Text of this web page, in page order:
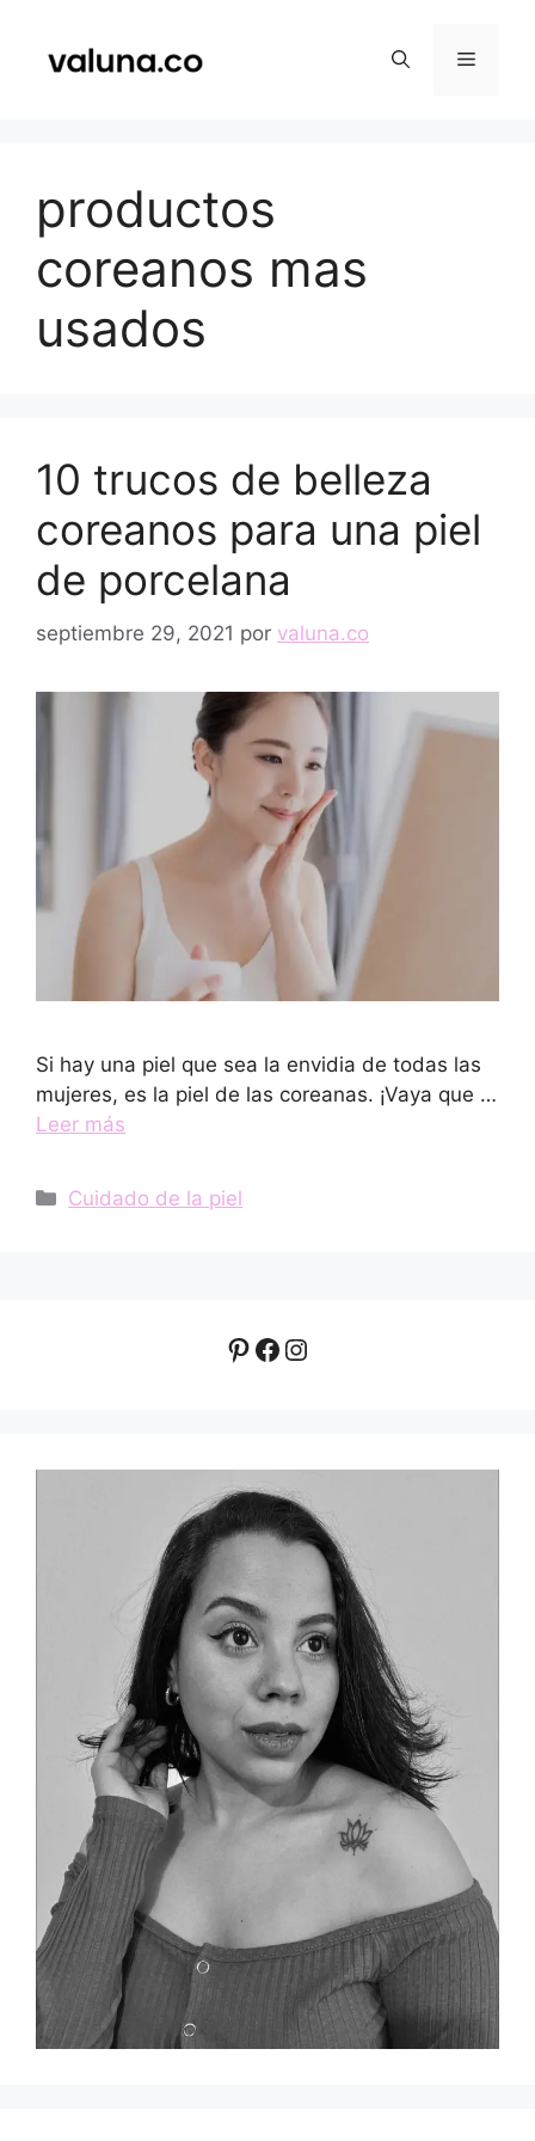
contenido
Menú
productos
coreanos mas
usados
10 trucos de belleza
coreanos para una piel
de porcelana
septiembre 29, 2021 por valuna.co
Si hay una piel que sea la envidia de todas las
mujeres, es la piel de las coreanas. ¡Vaya que …
Leer más
Categorías
Cuidado de la piel
Pinterest
Facebook
Instagram